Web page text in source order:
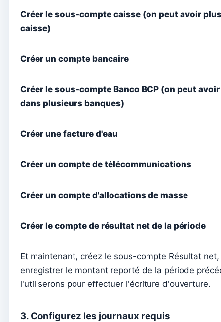
Ministres extraordinaires de communion (MEC)
Éléments du clergé
Décès
Jetons individuels
Comment obtenir de l'aide ?
Sacramentos
Confirmation
Mariages
Tesouraria
Créer le sous-compte caisse (on peut avoir
caisse)
Créer un compte bancaire
Créer le sous-compte Banco BCP (on peut
dans plusieurs banques)
Créer une facture d'eau
Créer un compte de télécommunications
Créer un compte d'allocations de masse
Créer le compte de résultat net de la période
Et maintenant, créez le sous-compte Résultat
enregistrer le montant reporté de la période
l'utiliserons pour effectuer l'écriture d'ouverture.
3. Configurez les journaux requis